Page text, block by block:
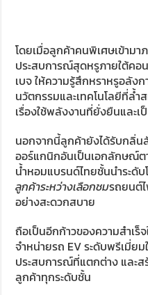
โดยเมื่อลูกค้าคนพิเศษเข้ามา
ประสบการณ์สุดหรูภายใต้คอ
เบจ ให้ความรู้สึกหราหรูอลัง
นวัตกรรมและเทคโนโลยีที่ล้
เรื่องใช้พลังงานที่ยั่งยืนและ
นอกจากนี้ลูกค้ายังได้รับกลิ่น
ออร์แกนิกอันเป็นเอกลักษณ์
น้ำหอมแบรนด์ไทยชั้นนำระดั
ลูกค้าระหว่างเลือกชมรถยนต์
อย่างสะดวกสบาย
ถือเป็นอีกก้าวของความสำเร็
จำหน่ายรถ EV ระดับพรีเมี่ยม
ประสบการณ์ที่แตกต่าง และ
ลูกค้าทุกระดับชั้น